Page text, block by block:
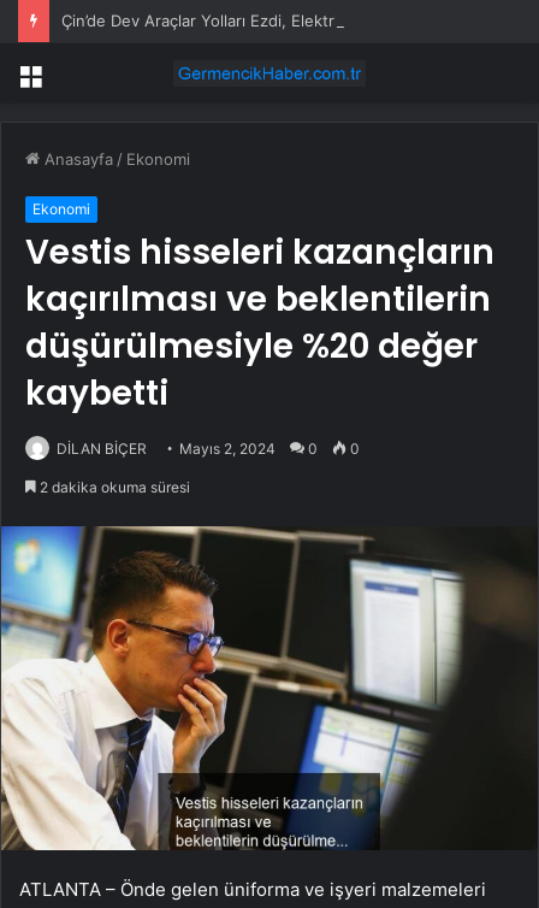
Menü
Anasayfa / Ekonomi
Ekonomi
Vestis hisseleri kazançların
kaçırılması ve beklentilerin
düşürülmesiyle %20 değer
kaybetti
DİLAN BİÇER Mayıs 2, 2024 0 0
2 dakika okuma süresi
ATLANTA – Önde gelen üniforma ve işyeri malzemeleri